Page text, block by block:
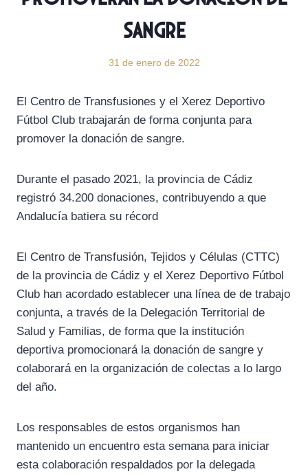
sangre
31 de enero de 2022
El Centro de Transfusiones y el Xerez Deportivo
Fútbol Club trabajarán de forma conjunta para
promover la donación de sangre.
Durante el pasado 2021, la provincia de Cádiz
registró 34.200 donaciones, contribuyendo a que
Andalucía batiera su récord
El Centro de Transfusión, Tejidos y Células (CTTC)
de la provincia de Cádiz y el Xerez Deportivo Fútbol
Club han acordado establecer una línea de de trabajo
conjunta, a través de la Delegación Territorial de
Salud y Familias, de forma que la institución
deportiva promocionará la donación de sangre y
colaborará en la organización de colectas a lo largo
del año.
Los responsables de estos organismos han
mantenido un encuentro esta semana para iniciar
esta colaboración respaldados por la delegada